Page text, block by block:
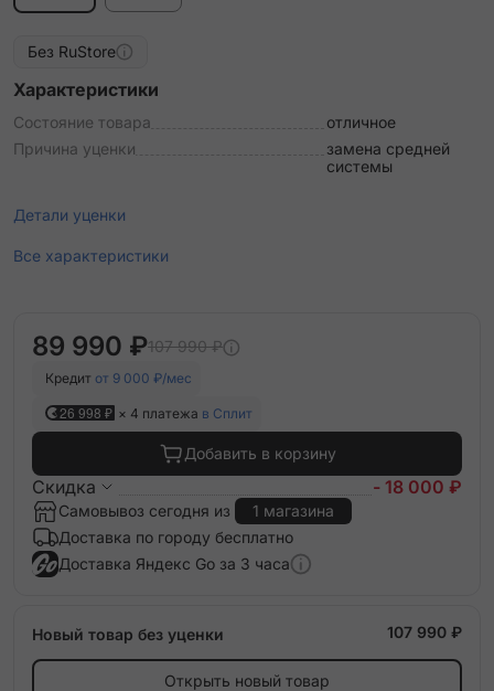
Без RuStore
Характеристики
Состояние товара
отличное
Причина уценки
замена средней
системы
Детали уценки
Все характеристики
89 990 ₽107 990 ₽
Кредит от 9 000 ₽/мес
26 998 ₽ × 4 платежа в Сплит
Добавить в корзину
Скидка - 18 000 ₽
Самовывоз сегодня из
1 магазина
Доставка по городу бесплатно
Доставка Яндекс Go за 3 часа
Новый товар без уценки 107 990 ₽
Открыть новый товар